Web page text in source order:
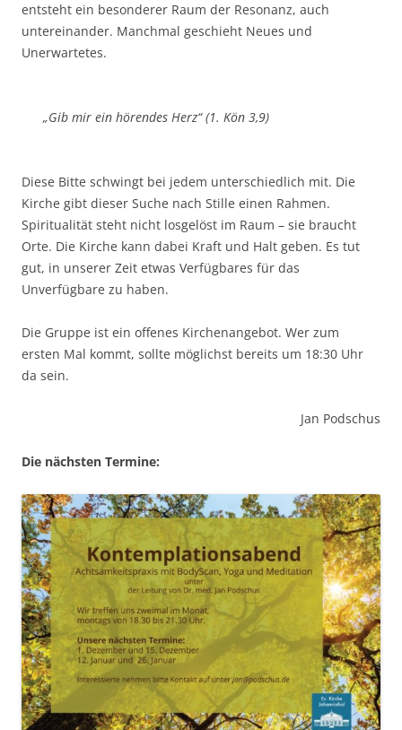
entsteht ein besonderer Raum der Resonanz, auch
untereinander. Manchmal geschieht Neues und
Unerwartetes.
„Gib mir ein hörendes Herz“ (1. Kön 3,9)
Diese Bitte schwingt bei jedem unterschiedlich mit. Die
Kirche gibt dieser Suche nach Stille einen Rahmen.
Spiritualität steht nicht losgelöst im Raum – sie braucht
Orte. Die Kirche kann dabei Kraft und Halt geben. Es tut
gut, in unserer Zeit etwas Verfügbares für das
Unverfügbare zu haben.
Die Gruppe ist ein offenes Kirchenangebot. Wer zum
ersten Mal kommt, sollte möglichst bereits um 18:30 Uhr
da sein.
Jan Podschus
Die nächsten Termine: